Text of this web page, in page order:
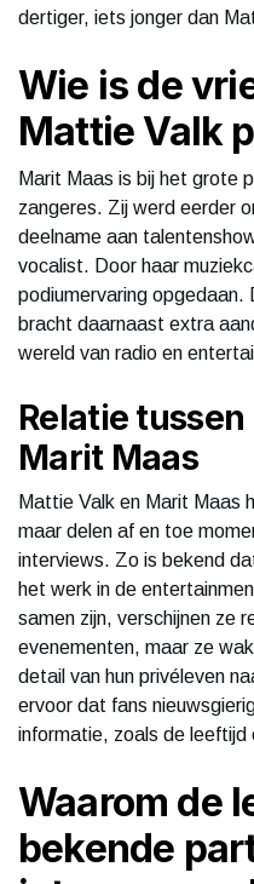
dertiger, iets jonger dan
Wie is de
Mattie Valk
Marit Maas is bij het grote
zangeres. Zij werd eerder
deelname aan
vocalist. Door haar
podiumervaring
bracht daarnaast extra
wereld van radio en
Relatie
Marit Maas
Mattie Valk en Marit Maas
maar delen af en toe
interviews. Zo is bekend
het werk in de
samen zijn, verschijnen ze
evenementen, maar ze
detail van hun privéleven
ervoor dat fans
informatie, zoals de
Waarom de
bekende